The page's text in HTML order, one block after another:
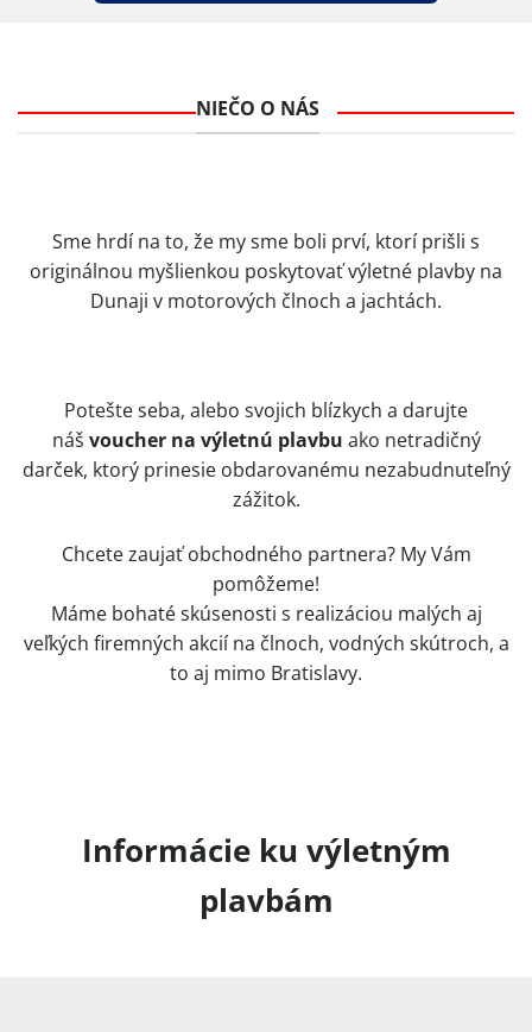
NIEČO O NÁS
Sme hrdí na to, že my sme boli prví, ktorí prišli s
originálnou myšlienkou poskytovať výletné plavby na
Dunaji v motorových člnoch a jachtách.
Potešte seba, alebo svojich blízkych a darujte
náš voucher na výletnú plavbu ako netradičný
darček, ktorý prinesie obdarovanému nezabudnuteľný
zážitok.
Chcete zaujať obchodného partnera? My Vám
pomôžeme!
Máme bohaté skúsenosti s realizáciou malých aj
veľkých firemných akcií na člnoch, vodných skútroch, a
to aj mimo Bratislavy.
Informácie ku výletným
plavbám